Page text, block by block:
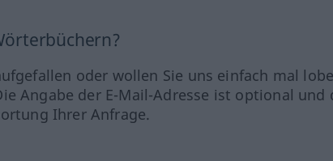
oder wollen Sie uns einfach mal
Angabe der E-Mail-Adresse ist optional und
Ihrer Anfrage.